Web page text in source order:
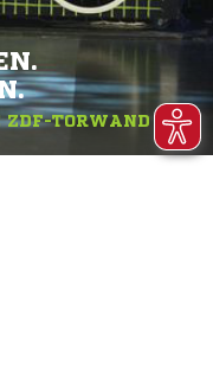
TORWAND